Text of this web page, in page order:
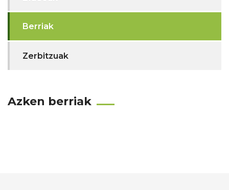
Berriak
Zerbitzuak
Azken berriak